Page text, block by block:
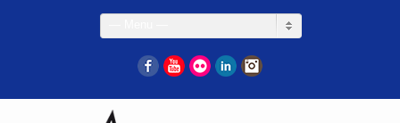
FacebookYouTube
Flickr LinkedIn